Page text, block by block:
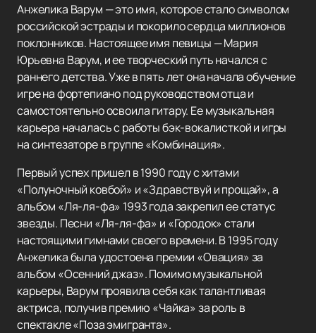
Анжелика Варум — это имя, которое стало символом
российской эстрады и покорило сердца миллионов
поклонников. Настоящее имя певицы — Мария
Юрьевна Варум, и ее творческий путь начался с
раннего детства. Уже в пять лет она начала обучение
игре на фортепиано под руководством отца и
самостоятельно освоила гитару. Ее музыкальная
карьера началась с работы бэк-вокалисткой и игры
на синтезаторе в группе «Комбинация».
Первый успех пришел в 1990 году с хитами
«Полуночный ковбой» и «Здравствуй и прощай», а
альбом «Ля-ля-фа» 1993 года закрепил ее статус
звезды. Песни «Ля-ля-фа» и «Городок» стали
настоящими гимнами своего времени. В 1995 году
Анжелика была удостоена премии «Овация» за
альбом «Осенний джаз». Помимо музыкальной
карьеры, Варум проявила себя как талантливая
актриса, получив премию «Чайка» за роль в
спектакле «Поза эмигранта».